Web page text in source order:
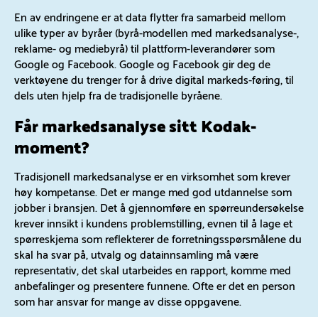
En av endringene er at data flytter fra samarbeid mellom
ulike typer av byråer (byrå-modellen med markedsanalyse-,
reklame- og mediebyrå) til plattform-leverandører som
Google og Facebook. Google og Facebook gir deg de
verktøyene du trenger for å drive digital markeds-føring, til
dels uten hjelp fra de tradisjonelle byråene.
Får markedsanalyse sitt Kodak-
moment?
Tradisjonell markedsanalyse er en virksomhet som krever
høy kompetanse. Det er mange med god utdannelse som
jobber i bransjen. Det å gjennomføre en spørreundersøkelse
krever innsikt i kundens problemstilling, evnen til å lage et
spørreskjema som reflekterer de forretningsspørsmålene du
skal ha svar på, utvalg og datainnsamling må være
representativ, det skal utarbeides en rapport, komme med
anbefalinger og presentere funnene. Ofte er det en person
som har ansvar for mange av disse oppgavene.